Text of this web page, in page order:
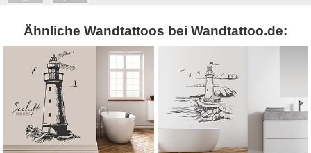
Ähnliche Wandtattoos bei Wandtattoo.de: